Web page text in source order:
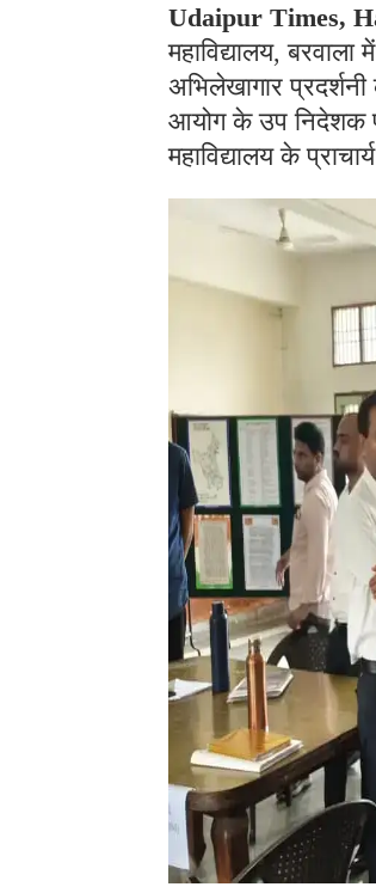
Udaipur Times,
महाविद्यालय,
अभिलेखागार
आयोग के उप निदेशक
महाविद्यालय के